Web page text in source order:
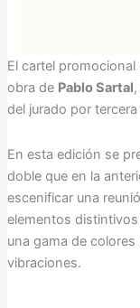
El cartel
obra de Pablo Sartal
del jurado por
En esta edición se
doble que en la
escenificar una
elementos
una gama de
vibraciones.